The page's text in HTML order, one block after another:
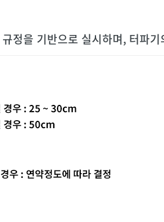
정을 기반으로 실시하며, 터파